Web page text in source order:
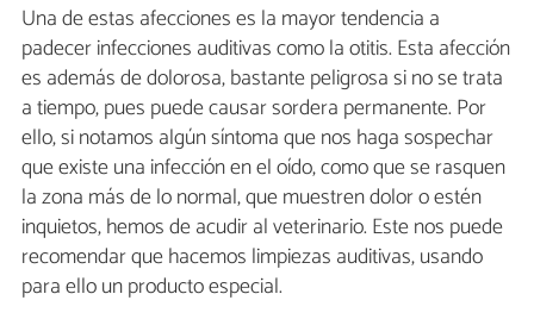
Una de estas afecciones es la mayor tendencia a
padecer infecciones auditivas como la otitis. Esta afección
es además de dolorosa, bastante peligrosa si no se trata
a tiempo, pues puede causar sordera permanente. Por
ello, si notamos algún síntoma que nos haga sospechar
que existe una infección en el oído, como que se rasquen
la zona más de lo normal, que muestren dolor o estén
inquietos, hemos de acudir al veterinario. Este nos puede
recomendar que hacemos limpiezas auditivas, usando
para ello un producto especial.